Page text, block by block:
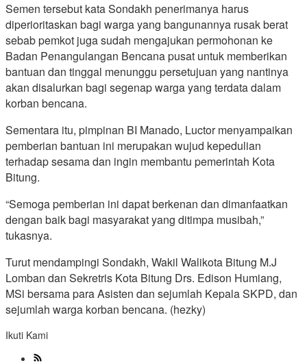
Semen tersebut kata Sondakh penerimanya harus
diperioritaskan bagi warga yang bangunannya rusak berat
sebab pemkot juga sudah mengajukan permohonan ke
Badan Penangulangan Bencana pusat untuk memberikan
bantuan dan tinggal menunggu persetujuan yang nantinya
akan disalurkan bagi segenap warga yang terdata dalam
korban bencana.
Sementara itu, pimpinan BI Manado, Luctor menyampaikan
pemberian bantuan ini merupakan wujud kepedulian
terhadap sesama dan ingin membantu pemerintah Kota
Bitung.
“Semoga pemberian ini dapat berkenan dan dimanfaatkan
dengan baik bagi masyarakat yang ditimpa musibah,”
tukasnya.
Turut mendampingi Sondakh, Wakil Walikota Bitung M.J
Lomban dan Sekretris Kota Bitung Drs. Edison Humiang,
MSi bersama para Asisten dan sejumlah Kepala SKPD, dan
sejumlah warga korban bencana. (hezky)
Ikuti Kami